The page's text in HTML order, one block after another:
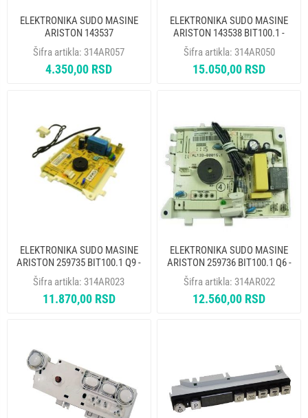
ELEKTRONIKA SUDO MASINE
ARISTON 143537
Šifra artikla: 314AR057
4.350,00 RSD
ELEKTRONIKA SUDO MASINE
ARISTON 143538 BIT100.1 -
NEMA UCITAVANJA
Šifra artikla: 314AR050
15.050,00 RSD
ELEKTRONIKA SUDO MASINE
ARISTON 259735 BIT100.1 Q9 -
NEMA UCITAVANJA
Šifra artikla: 314AR023
11.870,00 RSD
ELEKTRONIKA SUDO MASINE
ARISTON 259736 BIT100.1 Q6 -
NEMA UCITAVANJA
Šifra artikla: 314AR022
12.560,00 RSD